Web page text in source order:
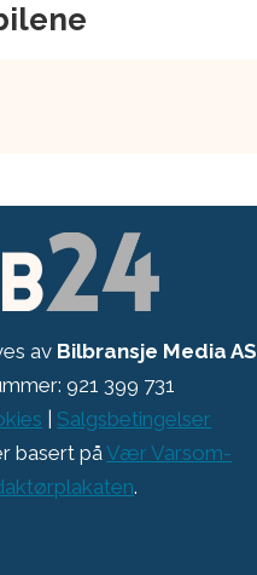
av Bilbransje Media AS
921 399 731
| Salgsbetingelser
basert påVær Varsom-
.